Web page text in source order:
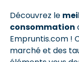
Découvrez le
consommation
Empruntis.com !
marché et des